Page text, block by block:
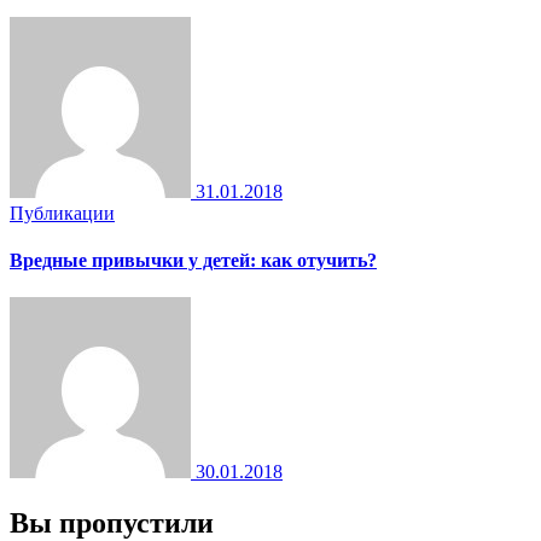
31.01.2018
Публикации
Вредные привычки у детей: как отучить?
30.01.2018
Вы пропустили